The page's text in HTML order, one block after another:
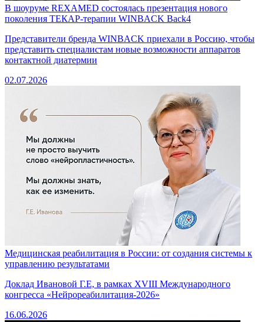
В шоуруме REXAMED состоялась презентация нового
поколения ТЕКАР-терапии WINBACK Back4
Представители бренда WINBACK приехали в Россию, чтобы
представить специалистам новые возможности аппаратов
контактной диатермии
02.07.2026
Медицинская реабилитация в России: от создания системы к
управлению результатами
Доклад Ивановой Г.Е, в рамках XVIII Международного
конгресса «Нейрореабилитация-2026»
16.06.2026